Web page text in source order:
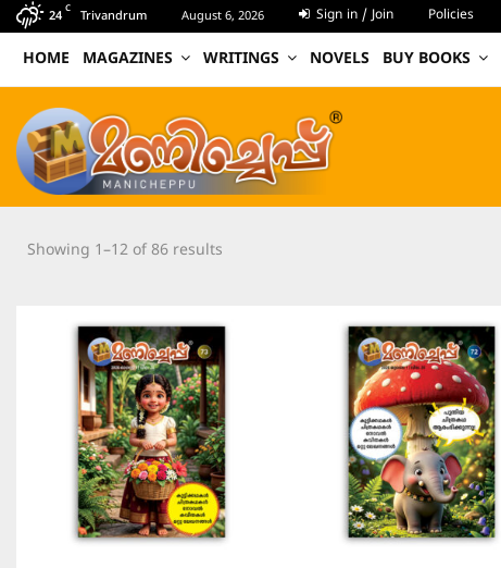
24 C Trivandrum August 6, 2026 Sign in / Join Policies
HOME MAGAZINES WRITINGS NOVELS BUY BOOKS
Showing 1–12 of 86 results